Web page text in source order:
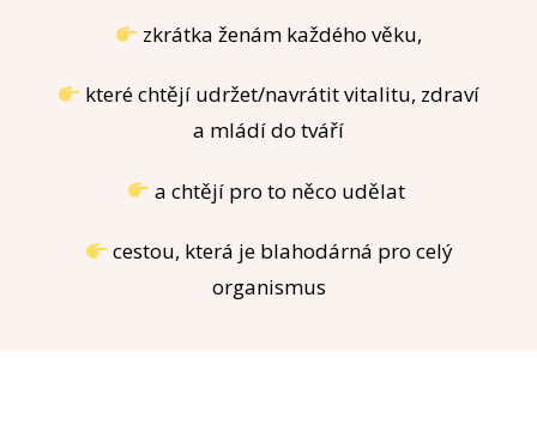
zkrátka ženám každého věku,
které chtějí udržet/navrátit vitalitu, zdraví
a mládí do tváří
a chtějí pro to něco udělat
cestou, která je blahodárná pro celý
organismus